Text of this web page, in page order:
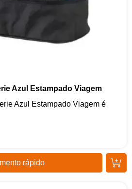
Azul Estampado Viagem
Azul Estampado Viagem é
rápido